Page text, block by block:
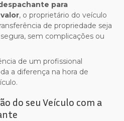
para
, o proprietário do veículo
de propriedade seja
sem complicações ou
de um profissional
a diferença na hora de
do seu Veículo com a